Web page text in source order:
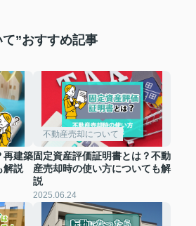
”おすすめ記事
再建築
解説
不動産売却について
固定資産評価証明書とは？不動
産売却時の使い方についても解
説
2025.06.24